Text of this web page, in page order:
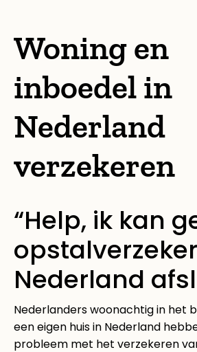
Woning en
inboedel in
Nederland
verzekeren
“Help, ik kan
Nederland
Nederlanders woonachtig in het
een eigen huis in Nederland
probleem met het verzekeren